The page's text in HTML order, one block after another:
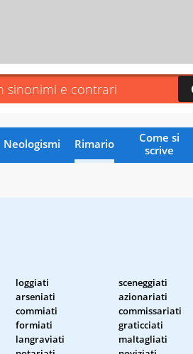
Neologismi Rimario
Come si
scrive
loggiati
sceneggiati
arseniati
azionariati
commiati
commissariati
formiati
graticciati
langraviati
maltagliati